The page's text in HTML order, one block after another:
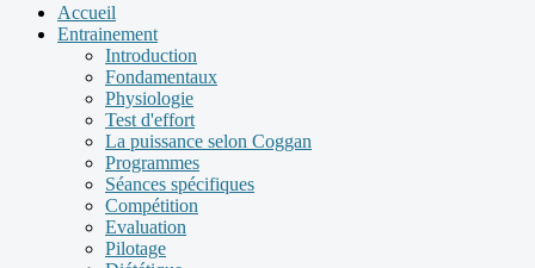
Accueil
Entrainement
Introduction
Fondamentaux
Physiologie
Test d'effort
La puissance selon Coggan
Programmes
Séances spécifiques
Compétition
Evaluation
Pilotage